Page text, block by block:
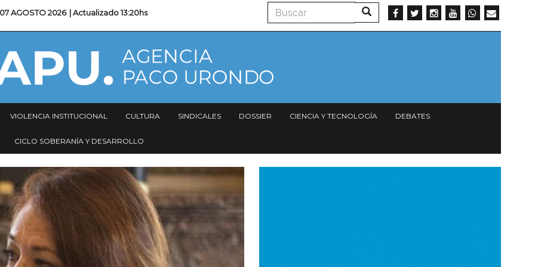
07 AGOSTO 2026 | Actualizado13:20hs Buscar Buscar
VIOLENCIA INSTITUCIONAL CULTURA SINDICALES DOSSIER CIENCIA Y TECNOLOGÍA DEBATES
CICLO SOBERANÍA Y DESARROLLO